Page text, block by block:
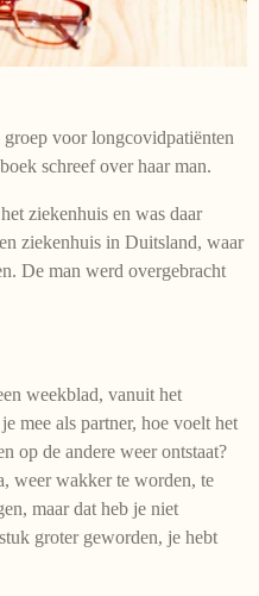
voor longcovidpatiënten
schreef over haar man.
ziekenhuis en was daar
ziekenhuis in Duitsland, waar
De man werd overgebracht
weekblad, vanuit het
mee als partner, hoe voelt het
op de andere weer ontstaat?
weer wakker te worden, te
maar dat heb je niet
groter geworden, je hebt